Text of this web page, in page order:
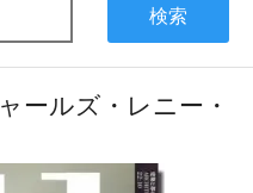
検索
ールズ・レニー・